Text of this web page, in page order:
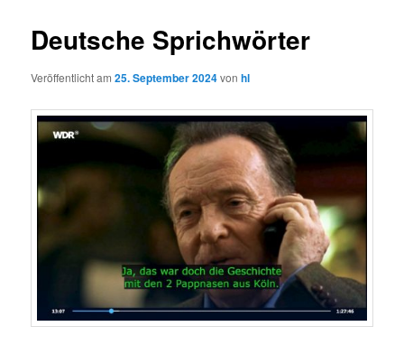
Deutsche Sprichwörter
Veröffentlicht am25. September 2024vonhl